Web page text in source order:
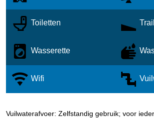
Toiletten
Wasserette
Wifi
Vuilwaterafvoer: Zelfstandig gebruik; voor